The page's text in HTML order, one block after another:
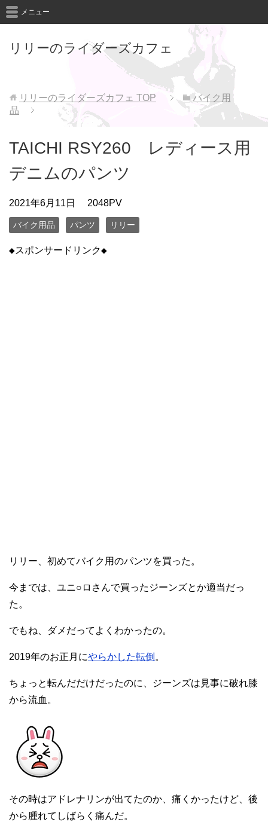
リリーのライダーズカフェ
メニュー
リリーのライダーズカフェ TOP
バイク用
品
TAICHI RSY260 レディース用
デニムのパンツ
2021年6月11日 2048PV
バイク用品 パンツ リリー
◆スポンサードリンク◆
リリー、初めてバイク用のパンツを買った。
今までは、ユニ○ロさんで買ったジーンズとか適当だっ
た。
でもね、ダメだってよくわかったの。
2019年のお正月にやらかした転倒 。
ちょっと転んだだけだったのに、ジーンズは見事に破れ膝
から流血。
その時はアドレナリンが出てたのか、痛くかったけど、後
から腫れてしばらく痛んだ。